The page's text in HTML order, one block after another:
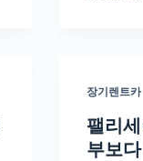
장기렌트카
팰리
부보